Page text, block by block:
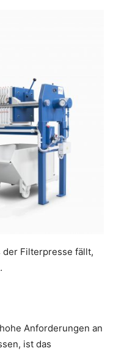
der Filterpresse fällt,
Anforderungen an
ist das